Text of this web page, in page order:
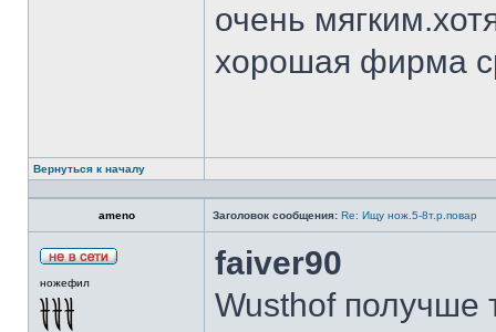
очень
хорошая фирма
Вернуться к началу
ameno Заголовок сообщения: Re: Ищу нож.5-8т.р.повар
ножефил
faiver90
Wusthof получше